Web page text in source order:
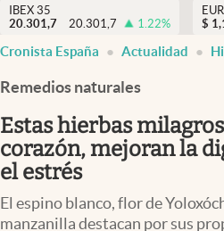
Criptomonedas
España
NOTICIAS
FINANZAS
EURO
IBEX 35
20.301,7
20.301,7 1.22%
$
Cronista España Actualidad
Remedios naturales
Estas hierbas
corazón, mejoran la
el estrés
El espino blanco, flor de
manzanilla destacan por sus